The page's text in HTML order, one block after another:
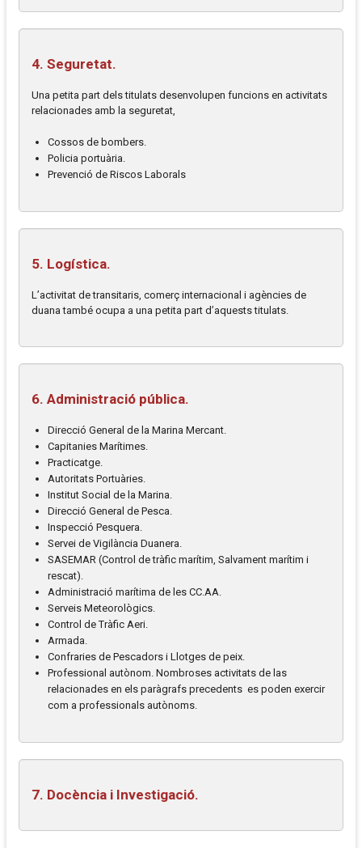
4. Seguretat.
Una petita part dels titulats desenvolupen funcions en activitats
relacionades amb la seguretat,
Cossos de bombers.
Policia portuària.
Prevenció de Riscos Laborals
5. Logística.
L’activitat de transitaris, comerç internacional i agències de
duana també ocupa a una petita part d’aquests titulats.
6. Administració pública.
Direcció General de la Marina Mercant.
Capitanies Marítimes.
Practicatge.
Autoritats Portuàries.
Institut Social de la Marina.
Direcció General de Pesca.
Inspecció Pesquera.
Servei de Vigilància Duanera.
SASEMAR (Control de tràfic marítim, Salvament marítim i
rescat).
Administració marítima de les CC.AA.
Serveis Meteorològics.
Control de Tràfic Aeri.
Armada.
Confraries de Pescadors i Llotges de peix.
Professional autònom. Nombroses activitats de las
relacionades en els paràgrafs precedents es poden exercir
com a professionals autònoms.
7. Docència i Investigació.